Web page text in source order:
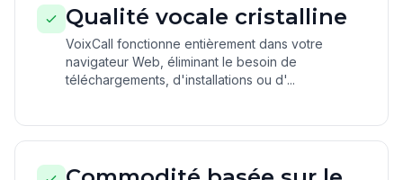
Qualité vocale cristalline
VoixCall fonctionne entièrement dans votre
navigateur Web, éliminant le besoin de
téléchargements, d'installations ou d'...